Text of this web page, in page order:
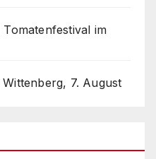
im
7. August